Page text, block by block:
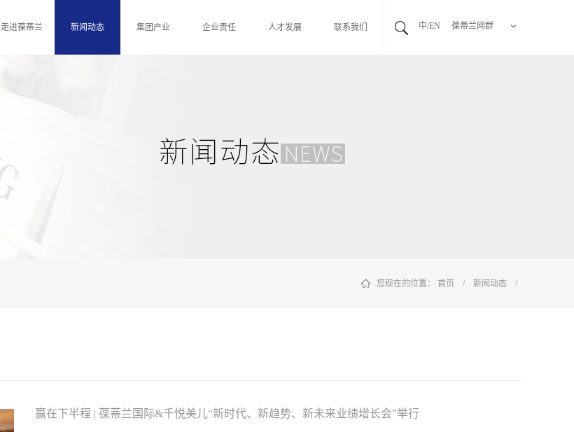
葆蒂兰网群
中/EN
走进葆蒂兰 新闻动态 集团产业 企业责任 人才发展 联系我们
您现在的位置： 首页 / 新闻动态 /
赢在下半程 | 葆蒂兰国际&千悦美儿“新时代、新趋势、新未来业绩增长会”举行